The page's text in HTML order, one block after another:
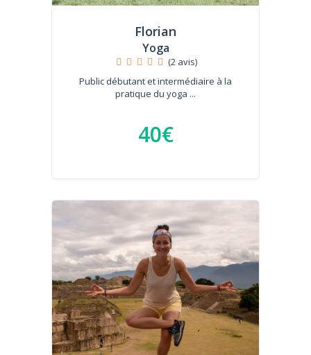
Florian
Yoga
(2 avis)
Public débutant et intermédiaire à la
pratique du yoga ...
40€